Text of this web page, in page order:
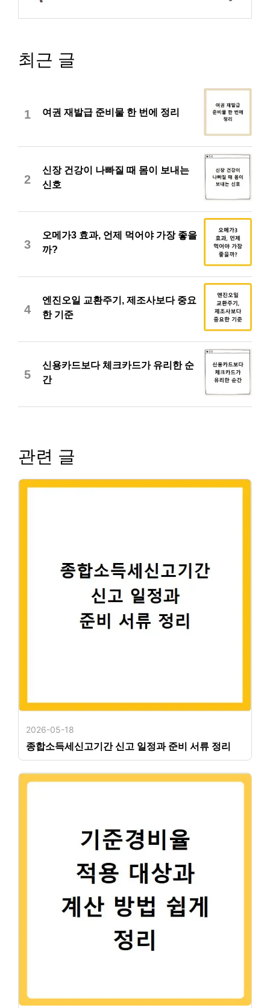
최근 글
1 여권 재발급 준비물 한 번에 정리
2
신장 건강이 나빠질 때 몸이 보내는
신호
3
오메가3 효과, 언제 먹어야 가장 좋을
까?
4
엔진오일 교환주기, 제조사보다 중요
한 기준
5
신용카드보다 체크카드가 유리한 순
간
관련 글
2026-05-18
종합소득세신고기간 신고 일정과 준비 서류 정리